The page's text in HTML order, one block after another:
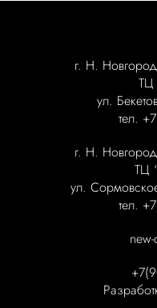
г. Н.
ТЦ
ул.
тел.
г. Н.
ТЦ
ул.
тел.